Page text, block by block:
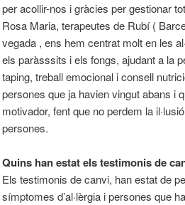
per acollir-nos i gràcies per gestionar
Rosa Maria, terapeutes de Rubí (
vegada , ens hem centrat molt en les
els paràsssits i els fongs, ajudant a la
taping, treball emocional i consell
persones que ja havien vingut abans i
motivador, fent que no perdem la
persones.
Quins han estat els testimonis de
Els testimonis de canvi, han estat de
símptomes d’al·lèrgia i persones que